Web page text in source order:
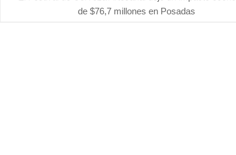
de $76,7 millones en Posadas